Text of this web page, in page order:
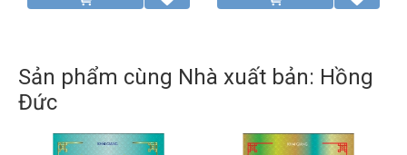
Sản phẩm cùng Nhà xuất bản: Hồng
Đức